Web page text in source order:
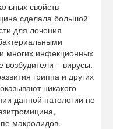
свойств
сделала большой
для лечения
многих инфекционных
возбудители – вирусы.
гриппа и других
никакого
данной патологии не
макролидов.